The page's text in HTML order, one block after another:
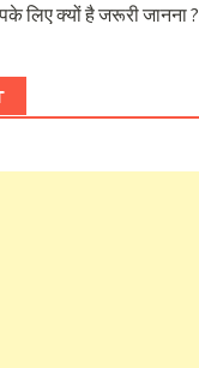
लिए क्यों है जरूरी जानना ?